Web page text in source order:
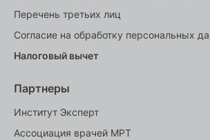
Перечень третьих лиц
Согласие на обработку персональных
Налоговый вычет
Партнеры
Институт Эксперт
Ассоциация врачей МРТ